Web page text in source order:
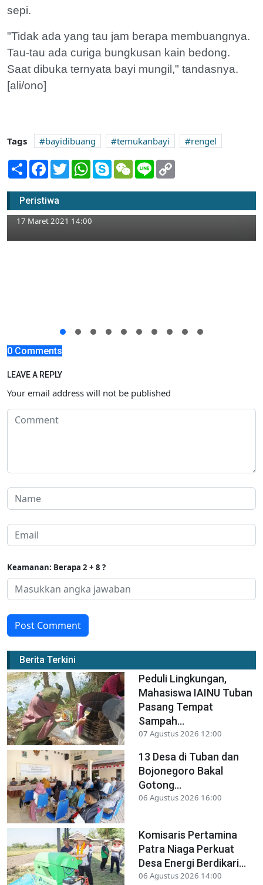
sepi.
"Tidak ada yang tau jam berapa membuangnya.
Tau-tau ada curiga bungkusan kain bedong.
Saat dibuka ternyata bayi mungil," tandasnya.
[ali/ono]
Tags bayidibuang temukanbayi
rengel
Share Facebook
TwitterWhatsApp
SkypeWeChatLine
Peristiwa
Rizal Ramli Hingga Wagub Jatim Beri
Kuliah Umum Tentang Ekonomi
17 Maret 2021 14:00
0 Comments
LEAVE A REPLY
Your email address will not be published
Keamanan: Berapa 2 + 8 ?
Post Comment
Berita Terkini
Peduli Lingkungan,
Mahasiswa IAINU Tuban
Pasang Tempat
Sampah...
07 Agustus 2026 12:00
13 Desa di Tuban dan
Bojonegoro Bakal
Gotong...
06 Agustus 2026 16:00
Komisaris Pertamina
Patra Niaga Perkuat
Desa Energi Berdikari...
06 Agustus 2026 14:00